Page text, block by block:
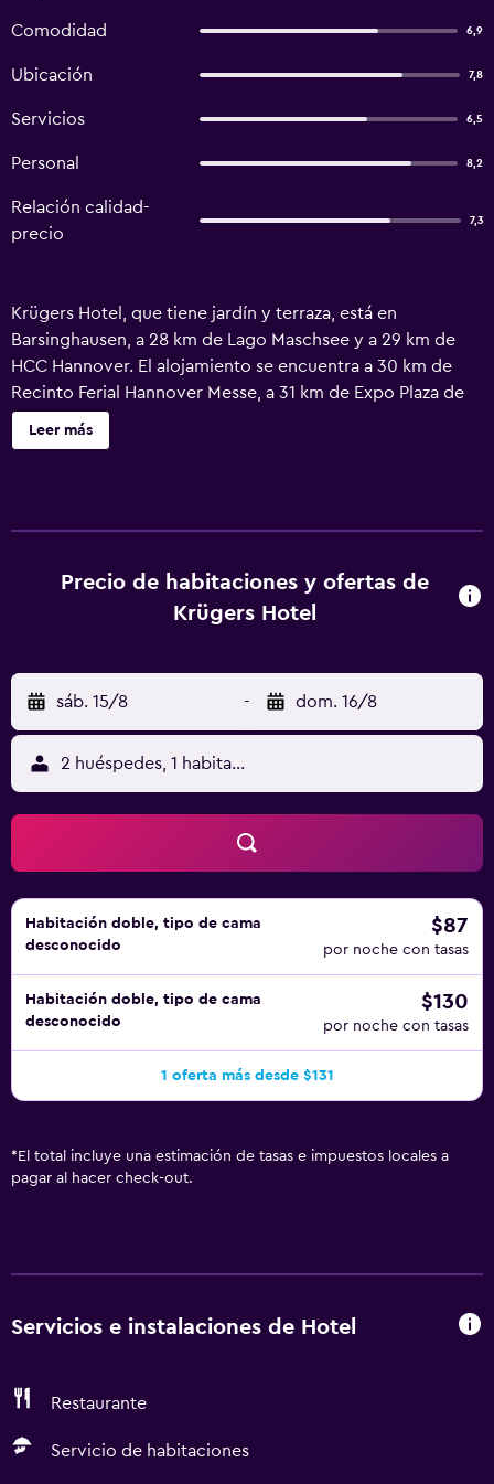
Comodidad 6,9
Ubicación 7,8
Servicios 6,5
Personal 8,2
Relación calidad-
precio
7,3
Krügers Hotel, que tiene jardín y terraza, está en
Barsinghausen, a 28 km de Lago Maschsee y a 29 km de
HCC Hannover. El alojamiento se encuentra a 30 km de
Recinto Ferial Hannover Messe, a 31 km de Expo Plaza de
Hannover y a 32 km de Estación Central de Hannover. El
alojamiento dispone de recepción 24 horas, traslado para
alojamiento, y Museo de Hamelín está a 38 km. El
aeropuerto (Aeropuerto de Hannover) está a 28 km.
Leer más
Precio de habitaciones y ofertas de
Krügers Hotel
sáb. 15/8 - dom. 16/8
2 huéspedes, 1 habitación
Habitación doble, tipo de cama
desconocido
$87
por noche con tasas
Habitación doble, tipo de cama
desconocido
$130
por noche con tasas
1 oferta más desde $131
* El total incluye una estimación de tasas e impuestos locales a
pagar al hacer check-out.
Servicios e instalaciones de Hotel
Restaurante
Servicio de habitaciones